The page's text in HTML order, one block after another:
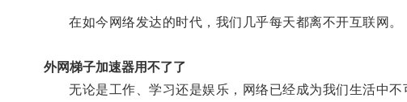
在如今网络发达的时代，我们几乎每天都离不开互联网。
外网梯子加速器用不了了
无论是工作、学习还是娱乐，网络已经成为我们生活中不